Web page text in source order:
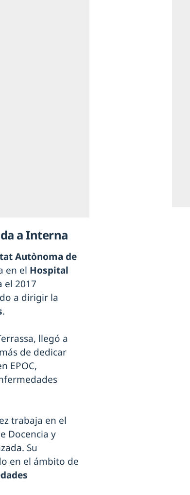
a Interna
Autònoma de
en el Hospital
el 2017
a dirigir la
.
llegó a
de dedicar
EPOC,
trabaja en el
Docencia y
Su
en el ámbito de